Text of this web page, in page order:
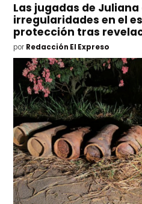
Las jugadas de
irregularidades en el
protección tras
por Redacción El Expreso